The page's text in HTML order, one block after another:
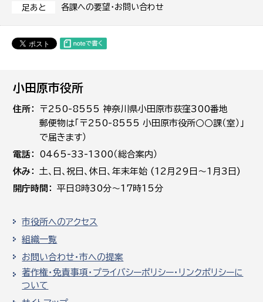
足あと 各課への要望・お問い合わせ
小田原市役所
住所
〒250-8555 神奈川県小田原市荻窪300番地
郵便物は「〒250-8555 小田原市役所○○課（室）」
で届きます）
電話
0465-33-1300（総合案内）
休み
土､日､祝日、休日、年末年始 (12月29日～1月3日)
開庁時間
平日8時30分～17時15分
市役所へのアクセス
組織一覧
お問い合わせ・市への提案
著作権・免責事項・プライバシーポリシー・リンクポリシーに
ついて